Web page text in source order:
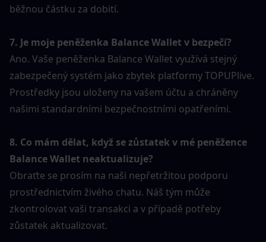
běžnou částku za dobití.
7. Je moje peněženka Balance Wallet v bezpečí?
Ano. Vaše peněženka Balance Wallet využívá stejný
zabezpečený systém jako zbytek platformy TOPUPlive.
Prostředky jsou uloženy na vašem účtu a chráněny
našimi standardními bezpečnostními opatřeními.
8. Co mám dělat, když se zůstatek v mé peněžence
Balance Wallet neaktualizuje?
Obraťte se prosím na naši nepřetržitou podporu
prostřednictvím živého chatu. Náš tým může
zkontrolovat vaši transakci a v případě potřeby
zůstatek aktualizovat.